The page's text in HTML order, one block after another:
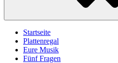
Startseite
Plattenregal
Eure Musik
Fünf Fragen